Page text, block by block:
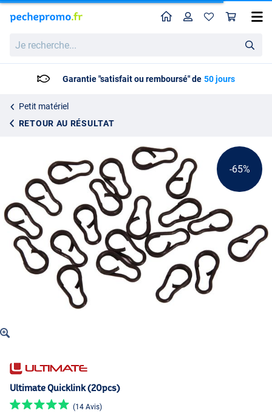
recherche...
HomeProfil
Garantie "satisfait ou remboursé" de 50 jours
Petit matériel
RETOUR AU RÉSULTAT
Ultimate Quicklink (20pcs)
-65%
Ultimate Quicklink (20pcs)
(14 Avis)